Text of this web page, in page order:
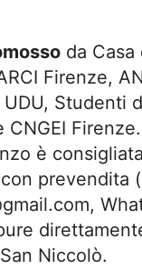
da Casa
Firenze,
Studenti
CNGEI
è
prevendita
,
Niccolò.